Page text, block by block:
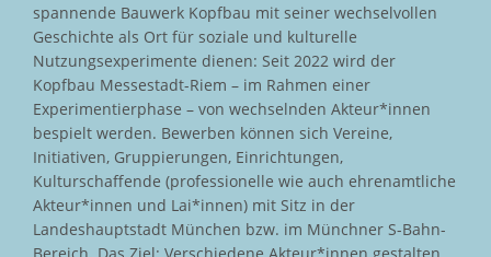
spannende Bauwerk Kopfbau mit seiner wechselvollen
Geschichte als Ort für soziale und kulturelle
Nutzungsexperimente dienen: Seit 2022 wird der
Kopfbau Messestadt-Riem – im Rahmen einer
Experimentierphase – von wechselnden Akteur*innen
bespielt werden. Bewerben können sich Vereine,
Initiativen, Gruppierungen, Einrichtungen,
Kulturschaffende (professionelle wie auch ehrenamtliche
Akteur*innen und Lai*innen) mit Sitz in der
Landeshauptstadt München bzw. im Münchner S-Bahn-
Bereich. Das Ziel: Verschiedene Akteur*innen gestalten